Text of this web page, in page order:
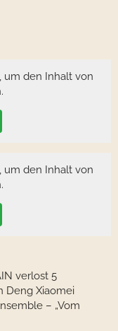
um den Inhalt von
um den Inhalt von
verlost 5
Deng Xiaomei
– „Vom